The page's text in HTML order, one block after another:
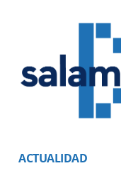
ACTUALIDAD